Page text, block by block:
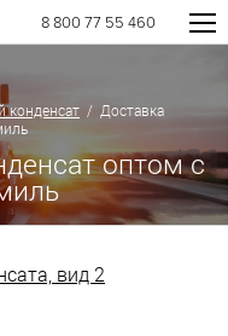
8 800 77 55 460
конденсат / Доставка
оптом с
вид 2